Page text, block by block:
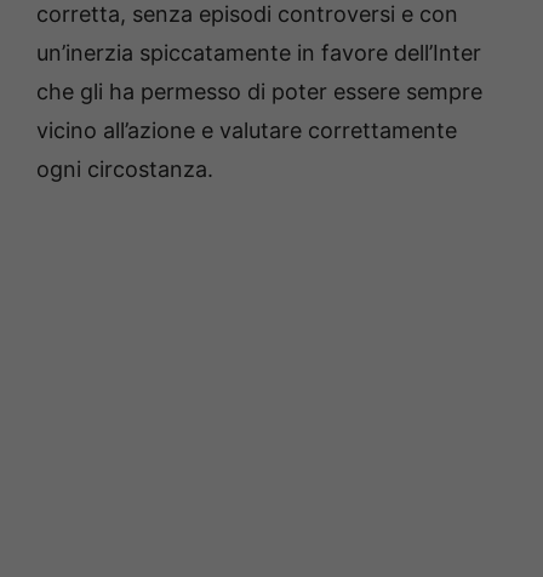
corretta, senza episodi controversi e con
un’inerzia spiccatamente in favore dell’Inter
che gli ha permesso di poter essere sempre
vicino all’azione e valutare correttamente
ogni circostanza.